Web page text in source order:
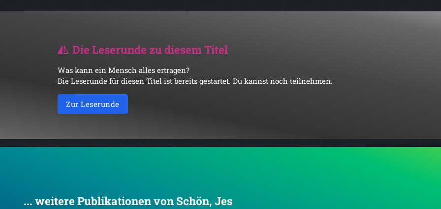
Die Leserunde zu diesem Titel
Was kann ein Mensch alles ertragen?
Die Leserunde für diesen Titel ist bereits gestartet. Du kannst noch teilnehmen.
Zur Leserunde
... weitere Publikationen von Schön, Jes